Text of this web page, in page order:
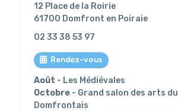
12 Place de la Roirie
61700 Domfront en Poiraie
02 33 38 53 97
Rendez-vous
Août - Les Médiévales
Octobre - Grand salon des arts du
Domfrontais